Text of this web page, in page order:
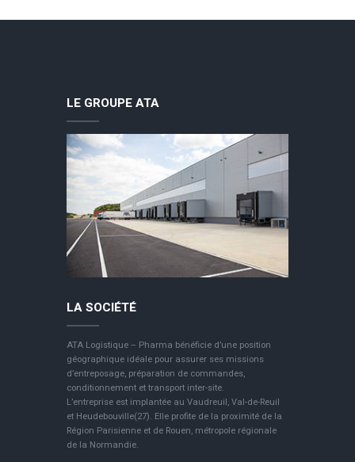
LE GROUPE ATA
LA SOCIÉTÉ
ATA Logistique – Pharma bénéficie d’une position
géographique idéale pour assurer ses missions
d’entreposage, préparation de commandes,
conditionnement et transport inter-site.
L’entreprise est implantée au Vaudreuil, Val-de-Reuil
et Heudebouville(27). Elle profite de la proximité de la
Région Parisienne et de Rouen, métropole régionale
de la Normandie.